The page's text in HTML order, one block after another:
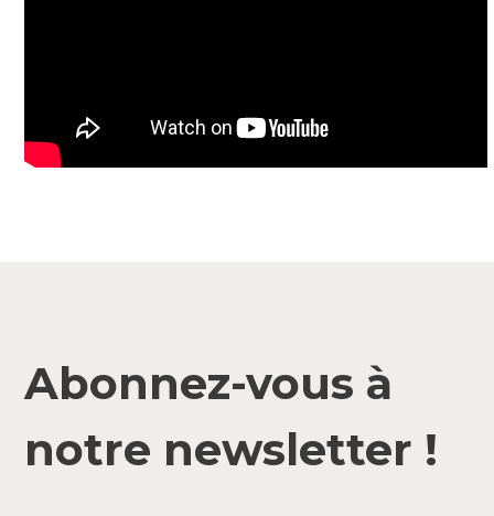
Abonnez-vous à
notre newsletter !